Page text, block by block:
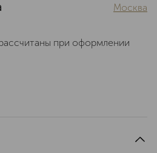
Москва
при оформлении